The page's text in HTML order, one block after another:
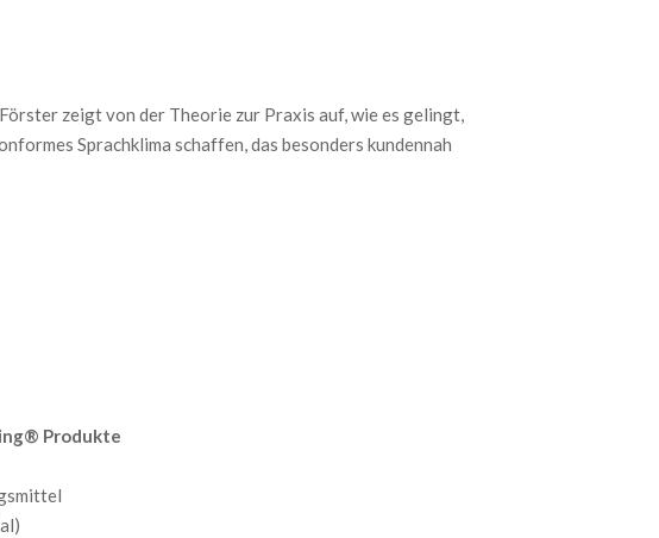
zeigt von der Theorie zur Praxis auf, wie es gelingt,
Sprachklima schaffen, das besonders kundennah
Produkte